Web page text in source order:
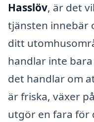
Hasslöv, är det
tjänsten innebär
ditt
handlar inte
det handlar om
är friska, växer
utgör en fara för